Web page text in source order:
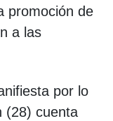
promoción de
a las
por lo
(28) cuenta